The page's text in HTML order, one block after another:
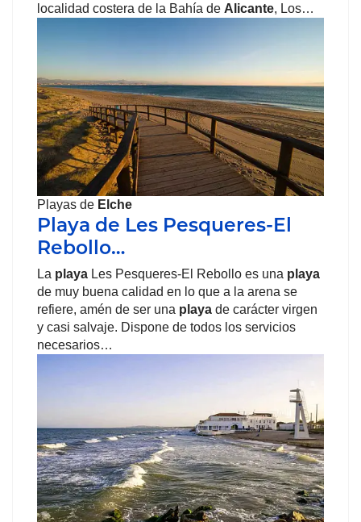
localidad costera de la Bahía de Alicante, Los…
Playas de Elche
Playa de Les Pesqueres-El
Rebollo…
La playa Les Pesqueres-El Rebollo es una playa
de muy buena calidad en lo que a la arena se
refiere, amén de ser una playa de carácter virgen
y casi salvaje. Dispone de todos los servicios
necesarios…